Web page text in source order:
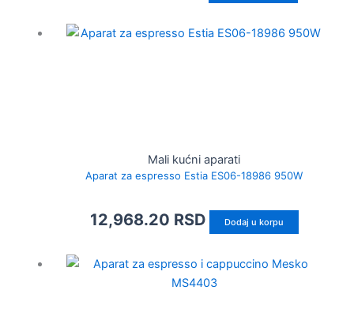
Mali kućni aparati
Aparat za espresso Estia ES06-18986 950W
12,968.20 RSD Dodaj u korpu